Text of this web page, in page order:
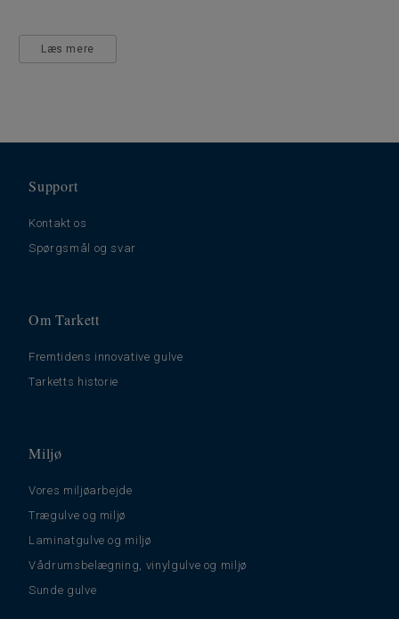
Læs mere
Support
Kontakt os
Spørgsmål og svar
Om Tarkett
Fremtidens innovative gulve
Tarketts historie
Miljø
Vores miljøarbejde
Trægulve og miljø
Laminatgulve og miljø
Vådrumsbelægning, vinylgulve og miljø
Sunde gulve